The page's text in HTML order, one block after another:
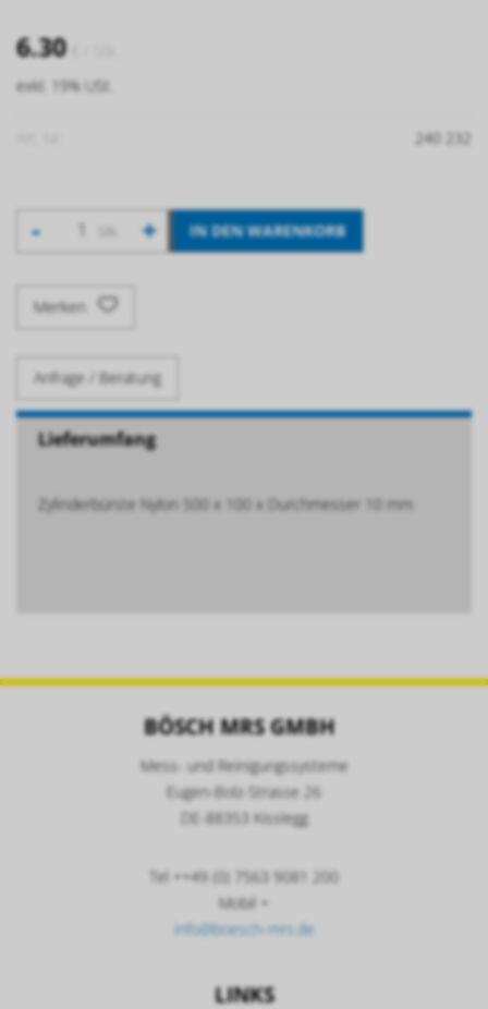
6.30
exkl. 19% USt.
240 232
- + IN DEN WARENKORB
Merken
Anfrage / Beratung
Lieferumfang
Zylinderbürste Nylon 500 x 100 x Durchmesser 10 mm
BÖSCH MRS GMBH
Mess- und Reinigungssysteme
Eugen-Bolz-Strasse 26
DE-88353 Kisslegg
Tel ++49 (0) 7563 9081 200
Mobil +
info@boesch-mrs.de
LINKS